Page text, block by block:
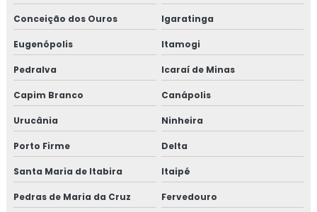
Conceição dos Ouros Igaratinga
Eugenópolis Itamogi
Pedralva Icaraí de Minas
Capim Branco Canápolis
Urucânia Ninheira
Porto Firme Delta
Santa Maria de Itabira Itaipé
Pedras de Maria da Cruz Fervedouro